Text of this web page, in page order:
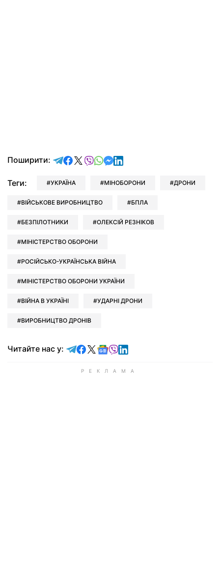
Поширити: відправити у Telegram
поділитись у Facebook
поділитись у X
відправити у Viber
відправити у Whatsapp
відправити у Messenger
відправити у LinkedIn
Теги: УКРАЇНА МІНОБОРОНИ ДРОНИ
ВІЙСЬКОВЕ ВИРОБНИЦТВО БПЛА
БЕЗПІЛОТНИКИ ОЛЕКСІЙ РЕЗНІКОВ
МІНІСТЕРСТВО ОБОРОНИ
РОСІЙСЬКО-УКРАЇНСЬКА ВІЙНА
МІНІСТЕРСТВО ОБОРОНИ УКРАЇНИ
ВІЙНА В УКРАЇНІ УДАРНІ ДРОНИ
ВИРОБНИЦТВО ДРОНІВ
Читайте нас у: Читайте у Telegram
Читайте у Facebook
Читайте у X
Читайте у Google news
Читайте у Viber
Читайте у LinkedIn